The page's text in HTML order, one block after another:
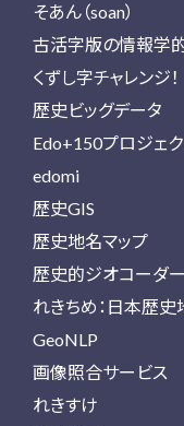
そあん（soan）
古活字版の情報学
くずし字チャレンジ！
歴史ビッグデータ
Edo+150プロジェク
edomi
歴史GIS
歴史地名マップ
歴史的ジオコーダー
れきちめ：日本歴
GeoNLP
画像照合サービス
れきすけ